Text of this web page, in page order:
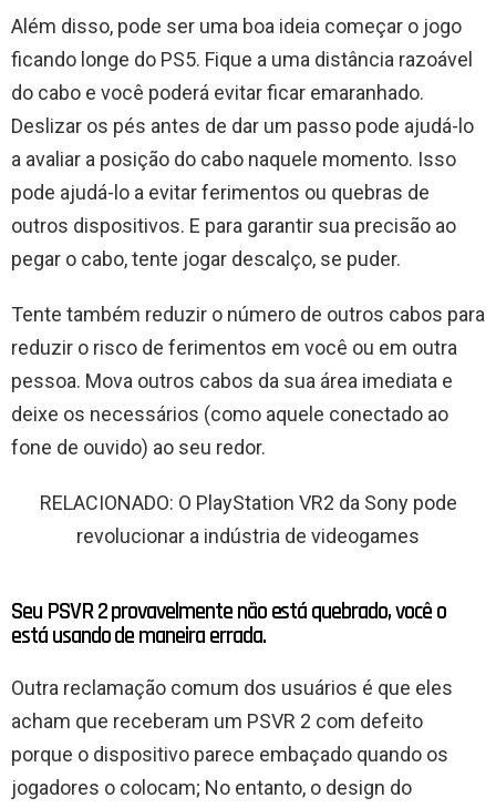
Além disso, pode ser uma boa ideia começar o jogo
ficando longe do PS5. Fique a uma distância razoável
do cabo e você poderá evitar ficar emaranhado.
Deslizar os pés antes de dar um passo pode ajudá-lo
a avaliar a posição do cabo naquele momento. Isso
pode ajudá-lo a evitar ferimentos ou quebras de
outros dispositivos. E para garantir sua precisão ao
pegar o cabo, tente jogar descalço, se puder.
Tente também reduzir o número de outros cabos para
reduzir o risco de ferimentos em você ou em outra
pessoa. Mova outros cabos da sua área imediata e
deixe os necessários (como aquele conectado ao
fone de ouvido) ao seu redor.
RELACIONADO: O PlayStation VR2 da Sony pode
revolucionar a indústria de videogames
Seu PSVR 2 provavelmente não está quebrado, você o
está usando de maneira errada.
Outra reclamação comum dos usuários é que eles
acham que receberam um PSVR 2 com defeito
porque o dispositivo parece embaçado quando os
jogadores o colocam; No entanto, o design do